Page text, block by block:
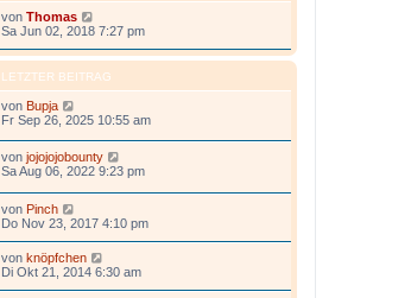
von Thomas
Sa Jun 02, 2018 7:27 pm
LETZTER BEITRAG
von Bupja
Fr Sep 26, 2025 10:55 am
von jojojojobounty
Sa Aug 06, 2022 9:23 pm
von Pinch
Do Nov 23, 2017 4:10 pm
von knöpfchen
Di Okt 21, 2014 6:30 am